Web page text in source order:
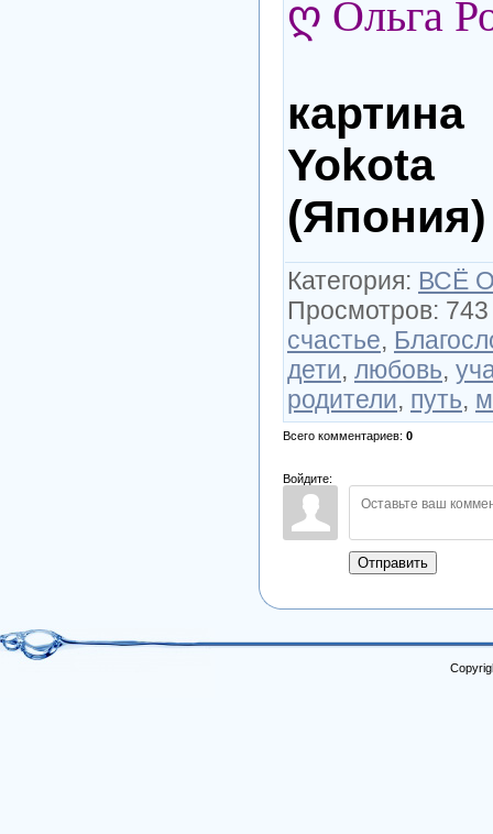
ღ Ольга
(Япония)
Категория: ВСЁ
Просмотров: 743
счастье,
дети, любовь,
родители, путь,
Всего комментариев: 0
Войдите:
Отправить